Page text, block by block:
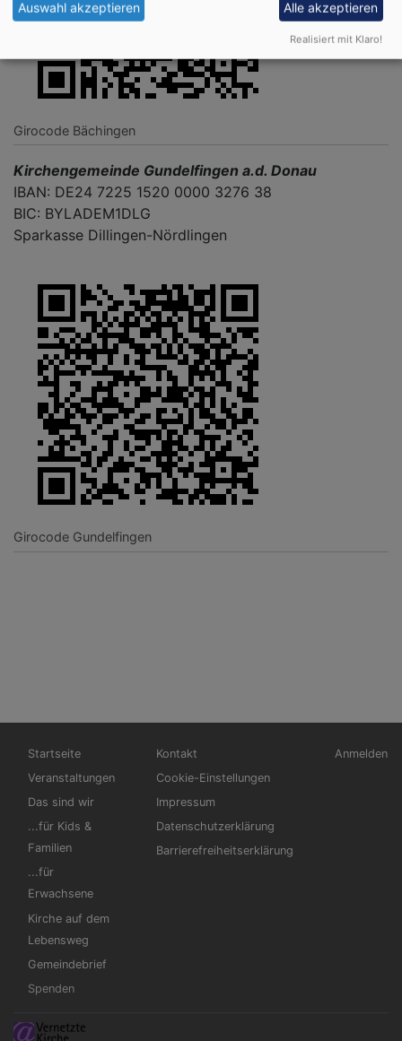
Girocode Bächingen
Kirchengemeinde Gundelfingen a.d. Donau
IBAN: DE24 7225 1520 0000 3276 38
BIC: BYLADEM1DLG
Sparkasse Dillingen-Nördlingen
Girocode Gundelfingen
Hauptnavigation
Startseite
Veranstaltungen
Das sind wir
...für Kids &
Familien
...für
Erwachsene
Kirche auf dem
Lebensweg
Gemeindebrief
Spenden
Fußbereichsmenü
Kontakt
Cookie-Einstellungen
Impressum
Datenschutzerklärung
Barrierefreiheitserklärung
Anmelden
Auswahl akzeptieren Alle akzeptieren
Realisiert mit Klaro!